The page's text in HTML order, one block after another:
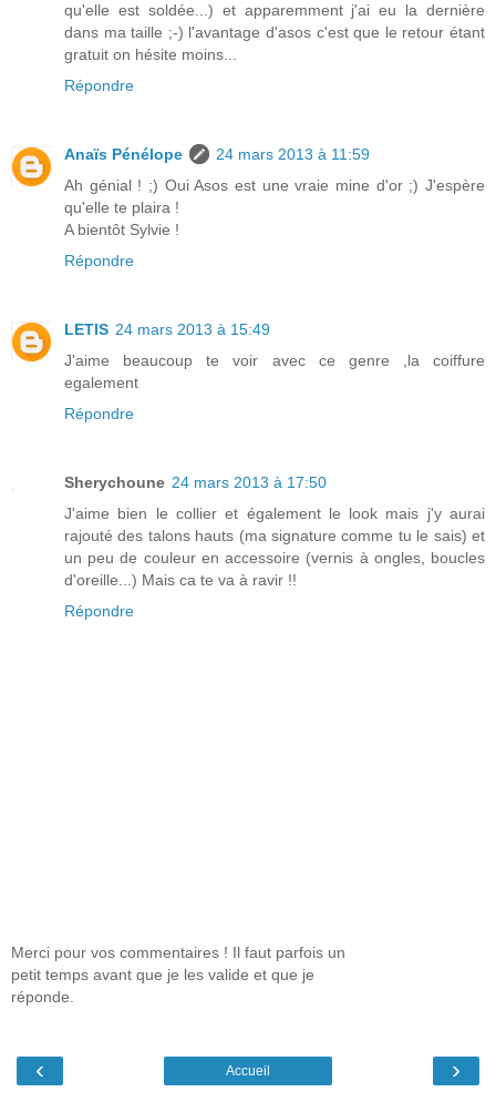
qu'elle est soldée...) et apparemment j'ai eu la dernière
dans ma taille ;-) l'avantage d'asos c'est que le retour étant
gratuit on hésite moins...
Répondre
Anaïs Pénélope
24 mars 2013 à 11:59
Ah génial ! ;) Oui Asos est une vraie mine d'or ;) J'espère
qu'elle te plaira !
A bientôt Sylvie !
Répondre
LETIS 24 mars 2013 à 15:49
J'aime beaucoup te voir avec ce genre ,la coiffure
egalement
Répondre
Sherychoune 24 mars 2013 à 17:50
J'aime bien le collier et également le look mais j'y aurai
rajouté des talons hauts (ma signature comme tu le sais) et
un peu de couleur en accessoire (vernis à ongles, boucles
d'oreille...) Mais ca te va à ravir !!
Répondre
Merci pour vos commentaires ! Il faut parfois un
petit temps avant que je les valide et que je
réponde.
‹ ›
Accueil